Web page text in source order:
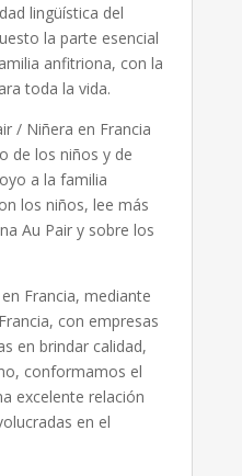
lingüística del
la parte esencial
anfitriona, con la
toda la vida.
/ Niñera en Francia
de los niños y de
a la familia
los niños, lee más
Au Pair y sobre los
Francia, mediante
con empresas
en brindar calidad,
conformamos el
excelente relación
en el